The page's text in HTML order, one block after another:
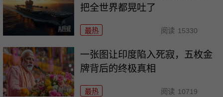
把全世界都晃吐了
最热 阅读 15330
一张图让印度陷入死寂，五枚金
牌背后的终极真相
最热 阅读 10719